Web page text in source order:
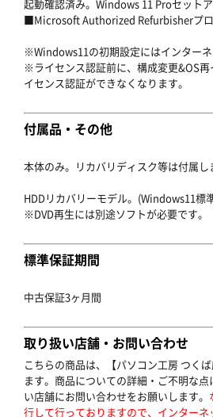
起動確認済み。Windows 11 Proセットア
■Microsoft Authorized Refurbisherプ
※Windows11の初期設定にはインターネ
※ライセンス認証前に、構成変更&OS
イセンス認証ができなくなります。
付属品・その他
本体のみ。リカバリディスク等は付属し
HDDリカバリーモデル。(Windows11標
※DVD再生には別途ソフトが必要です。
標準保証期間
中古保証3ヶ月間
取り扱い店舗・お問い合わせ
こちらの商品は、【パソコン工房 つく
ます。商品についての詳細・ご不明な
い店舗にお問い合わせをお願いします。
行して行っておりますので、インター